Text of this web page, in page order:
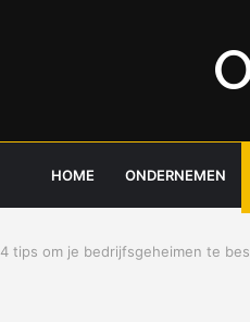
HOME ONDERNEMEN
4 tips om je bedrijfsgeheimen te